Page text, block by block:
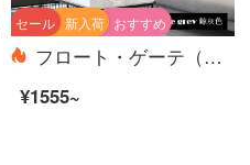
おすすめ
新入荷
セール
フロート・ゲーテ（FG）北欧現代全遮光厚いカーテン-アテネ格リビング・ルームの書斎バルコニーの3階のサイドカーテンの多色床カーテンのオーダーメイド鯨灰色のカーテン（窓のベールを含まない）の幅3メートル*高さ2.7メートル-フック式の一枚（高さは短くすることができます）
¥1555~